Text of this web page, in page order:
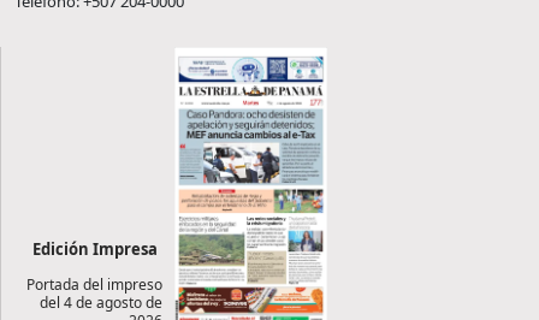
Edición Impresa
Portada del impreso
del 4 de agosto de